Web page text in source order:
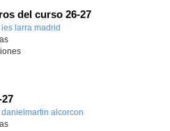
del curso 26-27
ies larra madrid
danielmartin alcorcon